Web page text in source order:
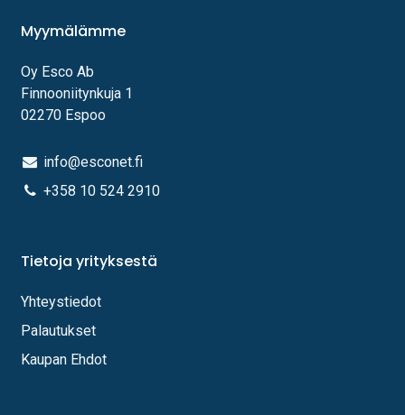
Myymälämme
Oy Esco Ab
Finnooniitynkuja 1
02270 Espoo
info@esconet.fi
+358 10 524 2910
Tietoja yrityksestä
Yhteystiedot
Palautukset
Kaupan Ehdot